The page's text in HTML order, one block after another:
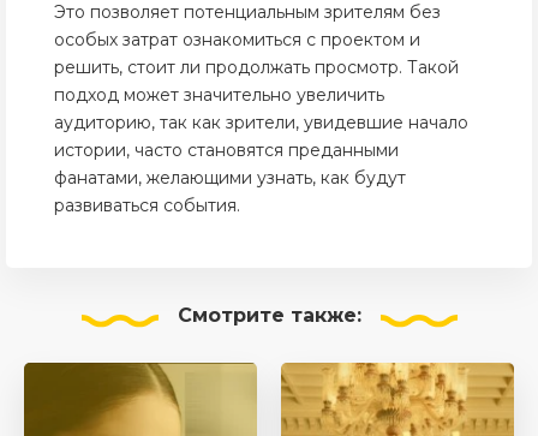
Это позволяет потенциальным зрителям без
особых затрат ознакомиться с проектом и
решить, стоит ли продолжать просмотр. Такой
подход может значительно увеличить
аудиторию, так как зрители, увидевшие начало
истории, часто становятся преданными
фанатами, желающими узнать, как будут
развиваться события.
Смотрите также: